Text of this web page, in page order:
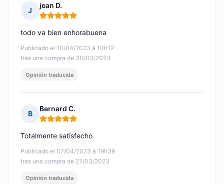
J
jean D.
Nota: 5 de 5
Publicado el 10/04/2023 à 10h12
tras una compra de 30/03/2023
todo va bien enhorabuena
Opinión traducida
B
Bernard C.
Nota: 5 de 5
Publicado el 07/04/2023 à 19h39
tras una compra de 27/03/2023
Totalmente satisfecho
Opinión traducida